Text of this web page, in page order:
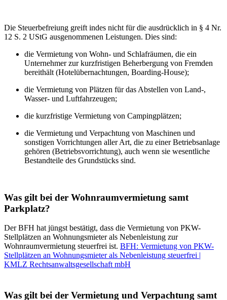
Die Steuerbefreiung greift indes nicht für die ausdrücklich in § 4 Nr.
12 S. 2 UStG ausgenommenen Leistungen. Dies sind:
die Vermietung von Wohn- und Schlafräumen, die ein
Unternehmer zur kurzfristigen Beherbergung von Fremden
bereithält (Hotelübernachtungen, Boarding-House);
die Vermietung von Plätzen für das Abstellen von Land-,
Wasser- und Luftfahrzeugen;
die kurzfristige Vermietung von Campingplätzen;
die Vermietung und Verpachtung von Maschinen und
sonstigen Vorrichtungen aller Art, die zu einer Betriebsanlage
gehören (Betriebsvorrichtung), auch wenn sie wesentliche
Bestandteile des Grundstücks sind.
Was gilt bei der Wohnraumvermietung samt
Parkplatz?
Der BFH hat jüngst bestätigt, dass die Vermietung von PKW-
Stellplätzen an Wohnungsmieter als Nebenleistung zur
Wohnraumvermietung steuerfrei ist. BFH: Vermietung von PKW-
Stellplätzen an Wohnungsmieter als Nebenleistung steuerfrei |
KMLZ Rechtsanwaltsgesellschaft mbH
Was gilt bei der Vermietung und Verpachtung samt